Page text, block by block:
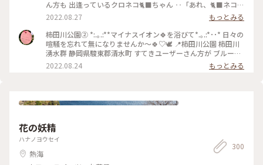
ん方も 出逢っているクロネコ🐈‍⬛ちゃん ‥「あれ、🐈‍⬛ネコ落
ちてるやん💛」 近づいても目も開けない ピクリともしない‥
強者です🎶 暑い日だったけど 石畳で寝転ぶの暑くないのかな
ぁ‥ 心配になりじーっと観察しますが うーごーかーずー😅💦
●こちらは🚗駐車券が❣️👀 よく見ると領収書の部分が切り取り
線が入って 清流をそよそよ…の梅花藻の 素敵な写真のポスト
観光案内所もあり パンフレットが各種置いてあります。 駐車
いるのか ステキな雰囲気です🎶 人気もまばらで動きやすい〜❣️
んらんらんの夏休み2022 #アートみたいな景色 #アートみたい
な景色 #Myことりっぷ #らんらんらん #オトナの社会科見学 #
オトナの遠足 #世界はステキな出逢いにあふれてる #人生にと
2022.08.27
もっとみる
柿田川公園② *:.｡.:**マイナスイオン🍀を浴びて*.｡.:*･･* 日々の
喧騒を忘れて無になりませんか〜🍀♡🕊 📍柿田川公園 柿田川
湧水群 静岡県駿東郡清水町 すてきユーザーさん方が ブルーホ
ール等々 たーくさん投稿あげられているので 違う目線でお届
けしま〜す🎵 木道は尾瀬を歩いている感覚と 少し似ています
す。】 🤳駐車券が❣️👀 よく見ると領収書の部分が切り取り線が
らんらんの夏休み2022 #アートみたいな景色 #アートみたいな
景色 #Myことりっぷ #らんらんらん #オトナの社会科見学 #オ
トナの遠足 #世界はステキな出逢いにあふれてる #人生にとき
2022.08.24 もっとみる
花の妖精
ハナノヨウセイ
熱海
300